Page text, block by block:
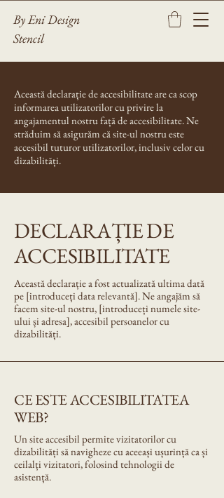
By Eni Design
Stencil
Această declarație de accesibilitate are ca scop
informarea utilizatorilor cu privire la
angajamentul nostru față de accesibilitate. Ne
străduim să asigurăm că site-ul nostru este
accesibil tuturor utilizatorilor, inclusiv celor cu
dizabilități.
DECLARAȚIE DE
ACCESIBILITATE
Această declarație a fost actualizată ultima dată
pe [introduceți data relevantă]. Ne angajăm să
facem site-ul nostru, [introduceți numele site-
ului și adresa], accesibil persoanelor cu
dizabilități.
CE ESTE ACCESIBILITATEA
WEB?
Un site accesibil permite vizitatorilor cu
dizabilități să navigheze cu aceeași ușurință ca și
ceilalți vizitatori, folosind tehnologii de
asistență.